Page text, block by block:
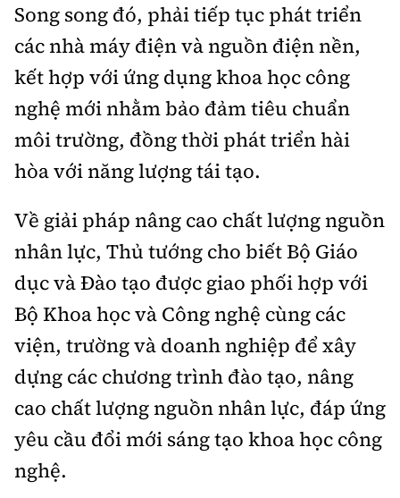
Song song đó, phải tiếp tục phát triển
các nhà máy điện và nguồn điện nền,
kết hợp với ứng dụng khoa học công
nghệ mới nhằm bảo đảm tiêu chuẩn
môi trường, đồng thời phát triển hài
hòa với năng lượng tái tạo.
Về giải pháp nâng cao chất lượng nguồn
nhân lực, Thủ tướng cho biết Bộ Giáo
dục và Đào tạo được giao phối hợp với
Bộ Khoa học và Công nghệ cùng các
viện, trường và doanh nghiệp để xây
dựng các chương trình đào tạo, nâng
cao chất lượng nguồn nhân lực, đáp ứng
yêu cầu đổi mới sáng tạo khoa học công
nghệ.